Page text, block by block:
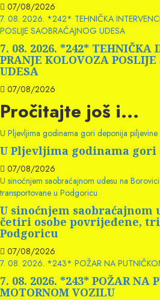
07/08/2026
7. 08. 2026. *242* TEHNIČKA
POSLIJE SAOBRAĆAJNOG UDESA
7. 08. 2026. *242* TEHNIČKA
PRANJE KOLOVOZA
UDESA
07/08/2026
Pročitajte još i...
U Pljevljima godinama gori deponija piljevine
U Pljevljima godinama
07/08/2026
U sinoćnjem saobraćajnom udesu na
transportovane u Podgoricu
U sinoćnjem saobraćajnom
četiri osobe povrijeđene,
Podgoricu
07/08/2026
7. 08. 2026. *243* POŽAR NA
7. 08. 2026. *243* POŽAR NA
MOTORNOM VOZILU